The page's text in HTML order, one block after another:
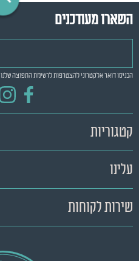
השארו מעודכנים
הכניסו דואר אלקטרוני להצטרפות לרשימת התפוצה שלנו
קטגוריות
עלינו
שירות לקוחות